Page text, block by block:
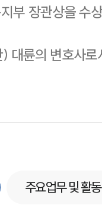
부 장관상을 수
대륜의 변호사
주요업무 및 활동